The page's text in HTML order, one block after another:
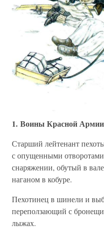
1. Воины Красной Армии
Старший лейтенант
с опущенными
снаряжении, обутый в
наганом в кобуре.
Пехотинец в шинели и
переползающий с
лыжах.